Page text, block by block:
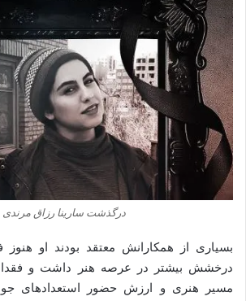
درگذشت سارینا رزاق مرندی
بسیاری از همکارانش معتقد بودند او
درخشش بیشتر در عرصه هنر داشت و
مسیر هنری و ارزش حضور استعدادهای